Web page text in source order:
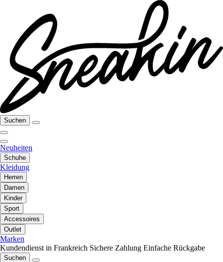
Suchen
Neuheiten
Schuhe
Kleidung
Herren
Damen
Kinder
Sport
Accessoires
Outlet
Marken
Kundendienst in Frankreich Sichere Zahlung Einfache Rückgabe
Suchen